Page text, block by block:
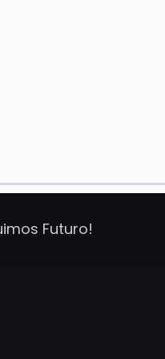
Futuro!